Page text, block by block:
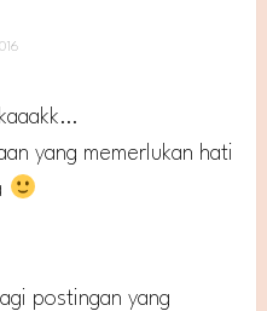
yang memerlukan hati
postingan yang